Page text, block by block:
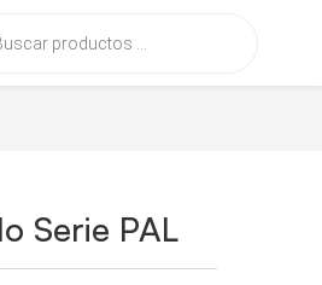
Serie PAL